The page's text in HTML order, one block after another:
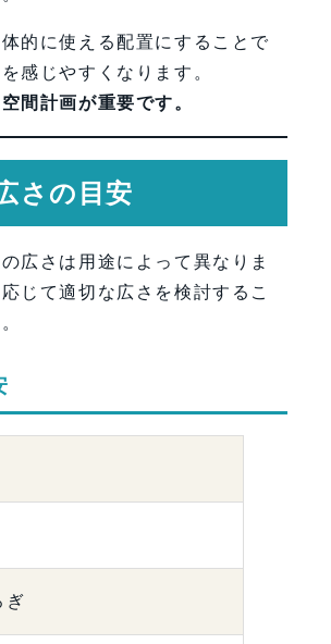
的に使える配置にすることで
感じやすくなります。
間計画が重要です。
さの目安
広さは用途によって異なりま
じて適切な広さを検討するこ
ぎ